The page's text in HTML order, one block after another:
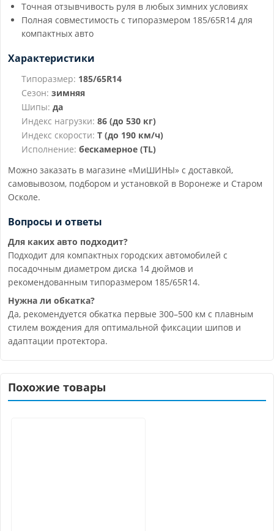
Точная отзывчивость руля в любых зимних условиях
Полная совместимость с типоразмером 185/65R14 для
компактных авто
Характеристики
Типоразмер: 185/65R14
Сезон: зимняя
Шипы: да
Индекс нагрузки: 86 (до 530 кг)
Индекс скорости: T (до 190 км/ч)
Исполнение: бескамерное (TL)
Можно заказать в магазине «МиШИНЫ» с доставкой,
самовывозом, подбором и установкой в Воронеже и Старом
Осколе.
Вопросы и ответы
Для каких авто подходит?
Подходит для компактных городских автомобилей с
посадочным диаметром диска 14 дюймов и
рекомендованным типоразмером 185/65R14.
Нужна ли обкатка?
Да, рекомендуется обкатка первые 300–500 км с плавным
стилем вождения для оптимальной фиксации шипов и
адаптации протектора.
Похожие товары